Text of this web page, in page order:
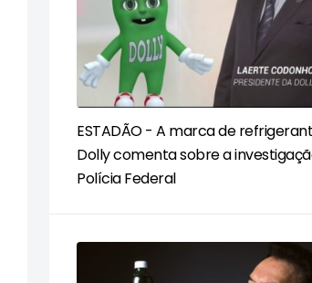
ESTADÃO - A marca de
Dolly comenta sobre a
Polícia Federal